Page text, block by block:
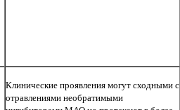
Клинические проявления могут сходными с
отравлениями необратимыми